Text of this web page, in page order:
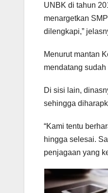
UNBK di tahun
menargetkan
dilengkapi,”
Menurut mantan
mendatang
Di sisi lain,
sehingga
“Kami tentu
hingga selesai.
penjagaan yang